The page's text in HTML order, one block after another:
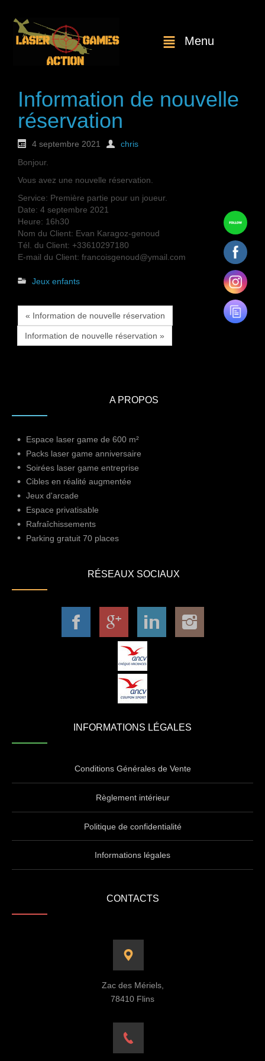
Menu
Information de nouvelle
réservation
4 septembre 2021
chris
Bonjour.
Vous avez une nouvelle réservation.
Service: Première partie pour un joueur.
Date: 4 septembre 2021
Heure: 16h30
Nom du Client: Evan Karagoz-genoud
Tél. du Client: +33610297180
E-mail du Client: francoisgenoud@ymail.com
Jeux enfants
« Information de nouvelle réservation
Information de nouvelle réservation »
A PROPOS
Espace laser game de 600 m²
Packs laser game anniversaire
Soirées laser game entreprise
Cibles en réalité augmentée
Jeux d'arcade
Espace privatisable
Rafraîchissements
Parking gratuit 70 places
RÉSEAUX SOCIAUX
INFORMATIONS LÉGALES
Conditions Générales de Vente
Règlement intérieur
Politique de confidentialité
Informations légales
CONTACTS
Zac des Mériels,
78410 Flins